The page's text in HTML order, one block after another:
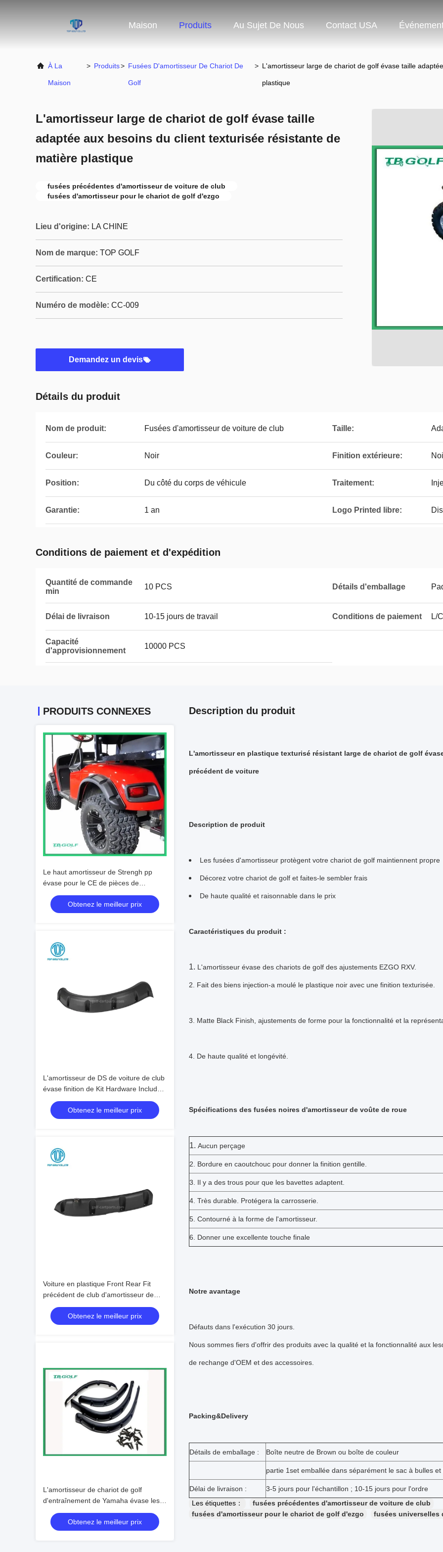
Maison Produits Au Sujet De Nous Contact USA
À La
Maison
> Produits> Fusées D'amortisseur De Chariot De
Golf
> L'amortisseur large de chariot de golf évase taille
plastique
L'amortisseur large de chariot de golf évase taille
adaptée aux besoins du client texturisée résistante de
matière plastique
fusées précédentes d'amortisseur de voiture de club
fusées d'amortisseur pour le chariot de golf d'ezgo
Lieu d'origine: LA CHINE
Nom de marque: TOP GOLF
Certification: CE
Numéro de modèle: CC-009
Demandez un devis
Détails du produit
Nom de produit: Fusées d'amortisseur de voiture de club Taille:
Couleur: Noir Finition extérieure:
Position: Du côté du corps de véhicule Traitement:
Garantie: 1 an Logo Printed libre:
Conditions de paiement et d'expédition
Quantité de commande
min
10 PCS Détails d'emballage
Délai de livraison 10-15 jours de travail Conditions de paiement L/
Capacité
d'approvisionnement
10000 PCS
PRODUITS CONNEXES
Le haut amortisseur de Strengh pp
évase pour le CE de pièces de
rechange de chariot de golf d'Ezgo
approuvéObtenez le meilleur prix
L'amortisseur de DS de voiture de club
évase finition de Kit Hardware Included
Textured Black
Obtenez le meilleur prix
Voiture en plastique Front Rear Fit
précédent de club d'amortisseur de
chariot de golf d'ABS
Obtenez le meilleur prix
L'amortisseur de chariot de golf
d'entraînement de Yamaha évase les
fusées noires d'amortisseur de l'ABS
F150
Obtenez le meilleur prix
Description du produit
L'amortisseur en plastique texturisé résistant large de chariot de golf
précédent de voiture
Description de produit
Les fusées d'amortisseur protègent votre chariot de golf maintiennent propre
Décorez votre chariot de golf et faites-le sembler frais
De haute qualité et raisonnable dans le prix
Caractéristiques du produit :
1. L'amortisseur évase des chariots de golf des ajustements EZGO RXV.
2. Fait des biens injection-a moulé le plastique noir avec une finition texturisée.
3. Matte Black Finish, ajustements de forme pour la fonctionnalité et la
4. De haute qualité et longévité.
Spécifications des fusées noires d'amortisseur de voûte de roue
1. Aucun perçage
2. Bordure en caoutchouc pour donner la finition gentille.
3. Il y a des trous pour que les bavettes adaptent.
4. Très durable. Protégera la carrosserie.
5. Contourné à la forme de l'amortisseur.
6. Donner une excellente touche finale
Notre avantage
Défauts dans l'exécution 30 jours.
Nous sommes fiers d'offrir des produits avec la qualité et la fonctionnalité aux
de rechange d'OEM et des accessoires.
Packing&Delivery
Détails de emballage : Boîte neutre de Brown ou boîte de couleur
partie 1set emballée dans séparément le sac à bulles
Délai de livraison :
3-5 jours pour l'échantillon ; 10-15 jours pour l'ordre
Les étiquettes：
fusées précédentes d'amortisseur de voiture de club
fusées d'amortisseur pour le chariot de golf d'ezgo
fusées universelles